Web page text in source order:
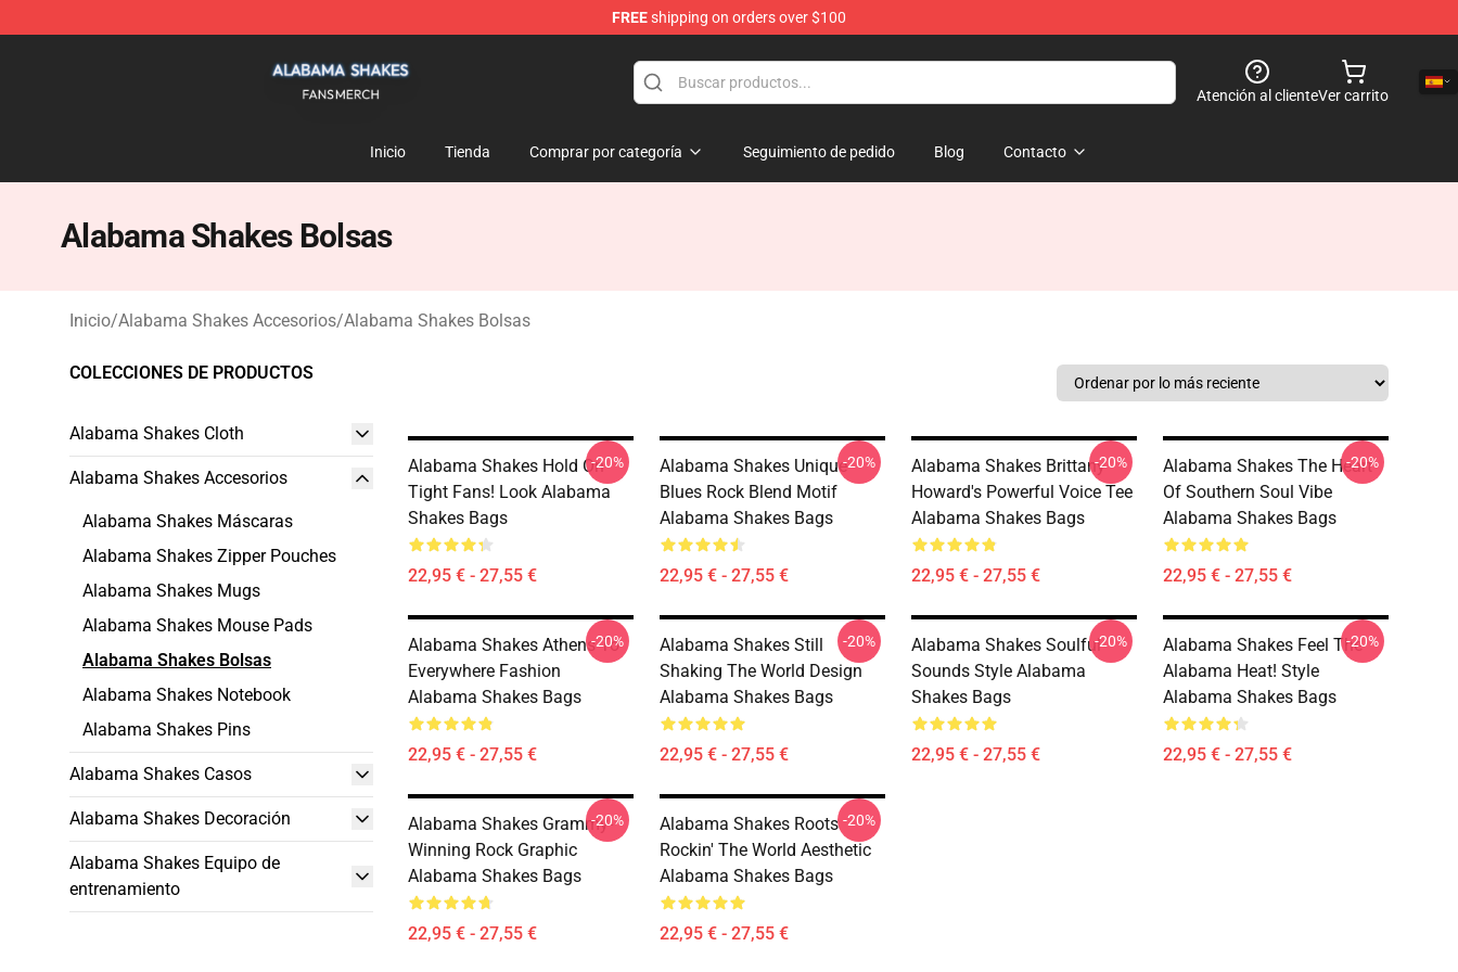
FREEshipping on orders over $100
Atención al clienteVer carrito
Inicio Tienda Comprar por categoría Seguimiento de pedido Blog Contacto
Alabama Shakes Bolsas
Inicio/Alabama Shakes Accesorios/Alabama Shakes Bolsas
COLECCIONES DE PRODUCTOS
Alabama Shakes Cloth
Alabama Shakes Accesorios
Alabama Shakes Máscaras
Alabama Shakes Zipper Pouches
Alabama Shakes Mugs
Alabama Shakes Mouse Pads
Alabama Shakes Bolsas
Alabama Shakes Notebook
Alabama Shakes Pins
Alabama Shakes Casos
Alabama Shakes Decoración
Alabama Shakes Equipo de
entrenamiento
Alabama Shakes Hold On
Tight Fans! Look Alabama
Shakes Bags
22,95 € - 27,55 €
-20%
Alabama Shakes Unique
Blues Rock Blend Motif
Alabama Shakes Bags
22,95 € - 27,55 €
-20%
Alabama Shakes Brittany
Howard's Powerful Voice Tee
Alabama Shakes Bags
22,95 € - 27,55 €
-20%
Alabama Shakes The Heart
Of Southern Soul Vibe
Alabama Shakes Bags
22,95 € - 27,55 €
-20%
Alabama Shakes Athens To
Everywhere Fashion
Alabama Shakes Bags
22,95 € - 27,55 €
-20%
Alabama Shakes Still
Shaking The World Design
Alabama Shakes Bags
22,95 € - 27,55 €
-20%
Alabama Shakes Soulful
Sounds Style Alabama
Shakes Bags
22,95 € - 27,55 €
-20%
Alabama Shakes Feel The
Alabama Heat! Style
Alabama Shakes Bags
22,95 € - 27,55 €
-20%
Alabama Shakes Grammy-
Winning Rock Graphic
Alabama Shakes Bags
22,95 € - 27,55 €
-20%
Alabama Shakes Roots
Rockin' The World Aesthetic
Alabama Shakes Bags
22,95 € - 27,55 €
-20%